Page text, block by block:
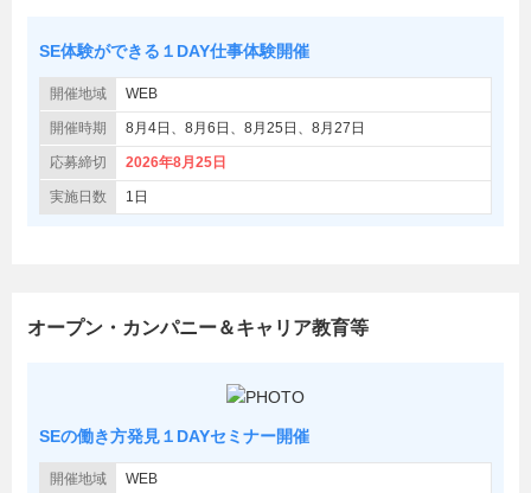
SE体験ができる１DAY仕事体験開催
開催地域 WEB
開催時期 8月4日、8月6日、8月25日、8月27日
応募締切 2026年8月25日
実施日数 1日
オープン・カンパニー＆キャリア教育等
SEの働き方発見１DAYセミナー開催
開催地域 WEB